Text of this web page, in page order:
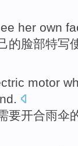
her own
的脸部特写
motor
.
要开合雨伞